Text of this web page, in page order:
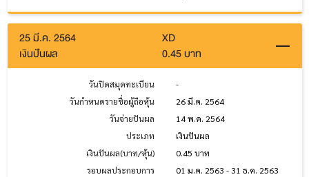
25 มี.ค. 2564
XD
เงินปันผล
0.45 บาท
วันปิดสมุดทะเบียน
-
วันกำหนดรายชื่อผู้ถือหุ้น
26 มี.ค. 2564
วันจ่ายปันผล
14 พ.ค. 2564
ประเภท
เงินปันผล
เงินปันผล(บาท/หุ้น)
0.45 บาท
รอบผลประกอบการ
01 ม.ค. 2563 - 31 ธ.ค. 2563